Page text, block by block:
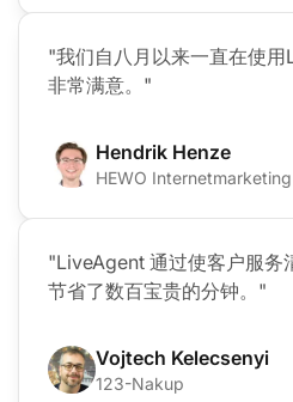
"我们自八月以来一直在使
非常满意。"
Hendrik Henze
HEWO Internetmarketing
"LiveAgent 通过使客户服务
节省了数百宝贵的分钟。"
Vojtech Kelecsenyi
123-Nakup